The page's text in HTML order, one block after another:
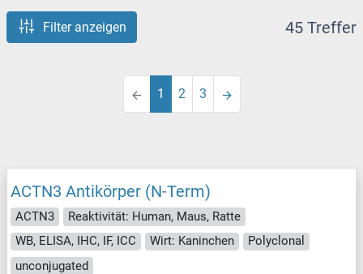
Filter anzeigen 45 Treffer
1 2 3
ACTN3 Antikörper (N-Term)
ACTN3
Reaktivität: Human, Maus, Ratte
WB, ELISA, IHC, IF, ICC
Wirt: Kaninchen
Polyclonal
unconjugated